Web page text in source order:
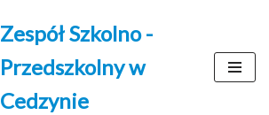
Zespół Szkolno -
Przedszkolny w
Cedzynie